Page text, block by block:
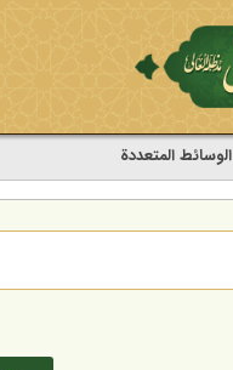
الوسائط المتعددة